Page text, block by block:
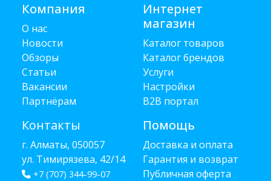
Компания
О нас
Новости
Обзоры
Статьи
Вакансии
Партнёрам
Контакты
г. Алматы, 050057
ул. Тимирязева, 42/14
+7 (707) 344-99-07
Интернет
магазин
Каталог товаров
Каталог брендов
Услуги
Настройки
B2B портал
Помощь
Доставка и оплата
Гарантия и возврат
Публичная оферта